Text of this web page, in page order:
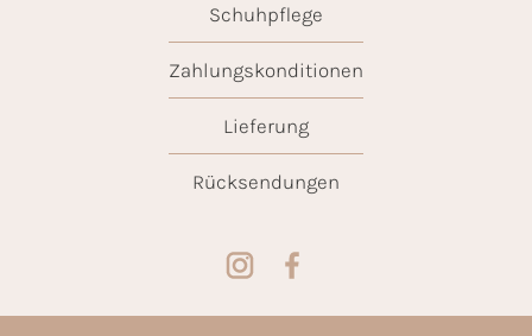
Schuhpflege
Zahlungskonditionen
Lieferung
Rücksendungen